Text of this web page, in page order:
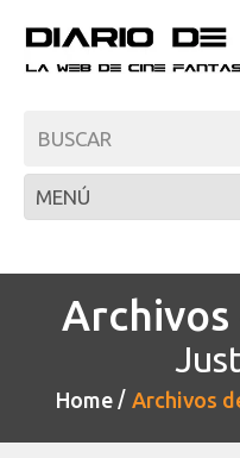
Home Archivos